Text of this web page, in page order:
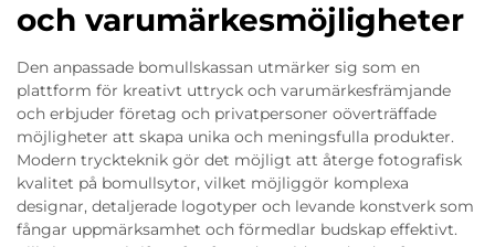
och varumärkesmöjligheter
Den anpassade bomullskassan utmärker sig som en
plattform för kreativt uttryck och varumärkesfrämjande
och erbjuder företag och privatpersoner oöverträffade
möjligheter att skapa unika och meningsfulla produkter.
Modern tryckteknik gör det möjligt att återge fotografisk
kvalitet på bomullsytor, vilket möjliggör komplexa
designar, detaljerade logotyper och levande konstverk som
fångar uppmärksamhet och förmedlar budskap effektivt.